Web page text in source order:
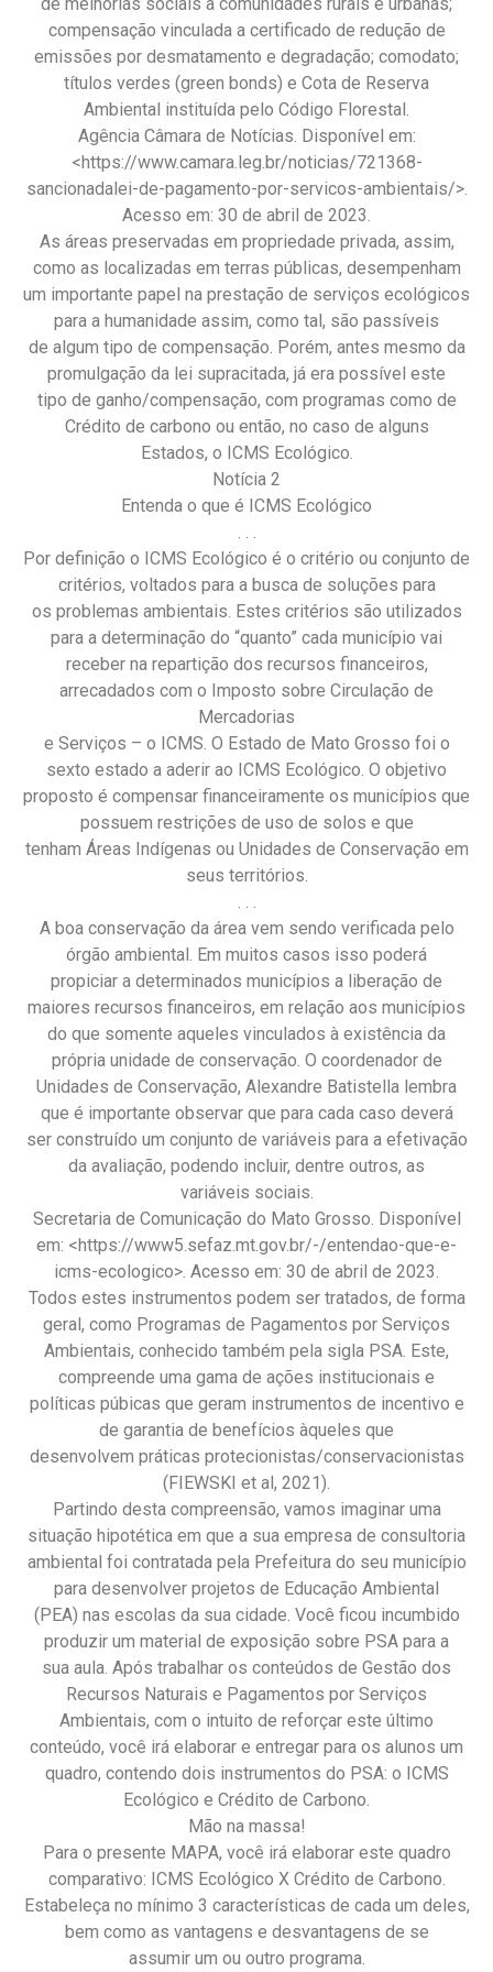
compensação vinculada a certificado de redução de
emissões por desmatamento e degradação; comodato;
títulos verdes (green bonds) e Cota de Reserva
Ambiental instituída pelo Código Florestal.
Agência Câmara de Notícias. Disponível em:
<https://www.camara.leg.br/noticias/721368-
sancionadalei-de-pagamento-por-servicos-ambientais/>.
Acesso em: 30 de abril de 2023.
As áreas preservadas em propriedade privada, assim,
como as localizadas em terras públicas, desempenham
um importante papel na prestação de serviços ecológicos
para a humanidade assim, como tal, são passíveis
de algum tipo de compensação. Porém, antes mesmo da
promulgação da lei supracitada, já era possível este
tipo de ganho/compensação, com programas como de
Crédito de carbono ou então, no caso de alguns
Estados, o ICMS Ecológico.
Notícia 2
Entenda o que é ICMS Ecológico
. . .
Por definição o ICMS Ecológico é o critério ou conjunto de
critérios, voltados para a busca de soluções para
os problemas ambientais. Estes critérios são utilizados
para a determinação do “quanto” cada município vai
receber na repartição dos recursos financeiros,
arrecadados com o Imposto sobre Circulação de
Mercadorias
e Serviços – o ICMS. O Estado de Mato Grosso foi o
sexto estado a aderir ao ICMS Ecológico. O objetivo
proposto é compensar financeiramente os municípios que
possuem restrições de uso de solos e que
tenham Áreas Indígenas ou Unidades de Conservação em
seus territórios.
. . .
A boa conservação da área vem sendo verificada pelo
órgão ambiental. Em muitos casos isso poderá
propiciar a determinados municípios a liberação de
maiores recursos financeiros, em relação aos municípios
do que somente aqueles vinculados à existência da
própria unidade de conservação. O coordenador de
Unidades de Conservação, Alexandre Batistella lembra
que é importante observar que para cada caso deverá
ser construído um conjunto de variáveis para a efetivação
da avaliação, podendo incluir, dentre outros, as
variáveis sociais.
Secretaria de Comunicação do Mato Grosso. Disponível
em: <https://www5.sefaz.mt.gov.br/-/entendao-que-e-
icms-ecologico>. Acesso em: 30 de abril de 2023.
Todos estes instrumentos podem ser tratados, de forma
geral, como Programas de Pagamentos por Serviços
Ambientais, conhecido também pela sigla PSA. Este,
compreende uma gama de ações institucionais e
políticas púbicas que geram instrumentos de incentivo e
de garantia de benefícios àqueles que
desenvolvem práticas protecionistas/conservacionistas
(FIEWSKI et al, 2021).
Partindo desta compreensão, vamos imaginar uma
situação hipotética em que a sua empresa de consultoria
ambiental foi contratada pela Prefeitura do seu município
para desenvolver projetos de Educação Ambiental
(PEA) nas escolas da sua cidade. Você ficou incumbido
produzir um material de exposição sobre PSA para a
sua aula. Após trabalhar os conteúdos de Gestão dos
Recursos Naturais e Pagamentos por Serviços
Ambientais, com o intuito de reforçar este último
conteúdo, você irá elaborar e entregar para os alunos um
quadro, contendo dois instrumentos do PSA: o ICMS
Ecológico e Crédito de Carbono.
Mão na massa!
Para o presente MAPA, você irá elaborar este quadro
comparativo: ICMS Ecológico X Crédito de Carbono.
Estabeleça no mínimo 3 características de cada um deles,
bem como as vantagens e desvantagens de se
assumir um ou outro programa.